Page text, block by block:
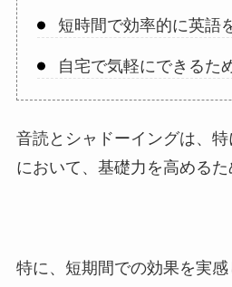
短時間で効率的に英語
自宅で気軽にできるた
音読とシャドーイングは、
において、基礎力を高めるた
特に、短期間での効果を実